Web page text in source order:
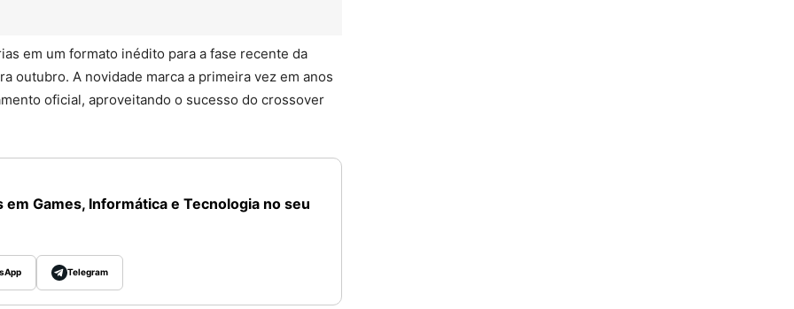
em um formato inédito para a fase recente da
outubro. A novidade marca a primeira vez em anos
oficial, aproveitando o sucesso do crossover
Games, Informática e Tecnologia no seu
Telegram